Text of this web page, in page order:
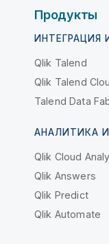
Продукты
ИНТЕГРАЦИЯ
Qlik Talend
Qlik Talend
Talend Data
АНАЛИТИКА
Qlik Cloud
Qlik Answers
Qlik Predict
Qlik Automate